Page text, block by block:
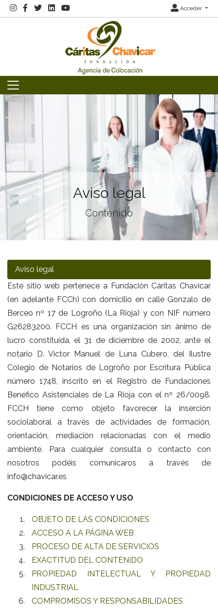
Acceder
Aviso legal
Contenido
Aviso legal
Este sitio web pertenece a Fundación Cáritas Chavicar
(en adelante FCCh) con domicilio en calle Gonzalo de
Berceo nº 17 de Logroño (La Rioja) y con NIF número
G26283200. FCCH es una organización sin ánimo de
lucro constituida, el 31 de diciembre de 2002, ante el
notario D. Víctor Manuel de Luna Cubero, del Ilustre
Colegio de Notarios de Logroño por Escritura Pública
número 1748, inscrito en el Registro de Fundaciones
Benéfico Asistenciales de La Rioja con el nº 26/0098.
FCCH tiene como objeto favorecer la inserción
sociolaboral a través de actividades de formación,
orientación, mediación relacionadas con el medio
ambiente. Para cualquier consulta o contacto con
nosotros podéis comunicaros a través de
info@chavicar.es
CONDICIONES DE ACCESO Y USO
OBJETO DE LAS CONDICIONES
ACCESO A LA PÁGINA WEB
PROCESO DE ALTA DE SERVICIOS
EXACTITUD DEL CONTENIDO
PROPIEDAD INTELECTUAL Y PROPIEDAD
INDUSTRIAL
COMPROMISOS Y RESPONSABILIDADES